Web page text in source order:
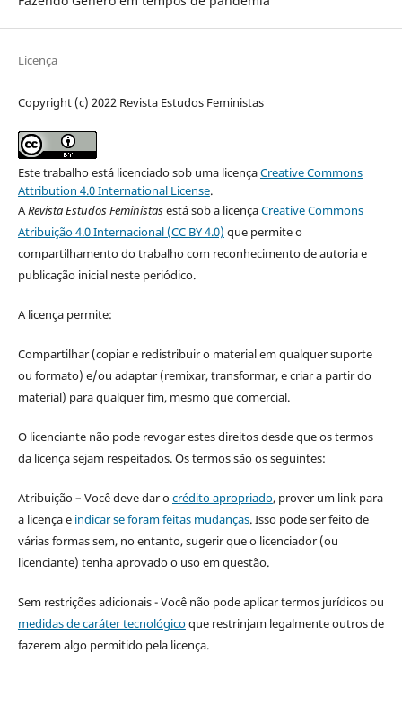
Licença
Copyright (c) 2022 Revista Estudos Feministas
Este trabalho está licenciado sob uma licençaCreative Commons
Attribution 4.0 International License.
ARevista Estudos Feministasestá sob a licençaCreative Commons
Atribuição 4.0 Internacional (CC BY 4.0) que permite o
compartilhamento do trabalho com reconhecimento de autoria e
publicação inicial neste periódico.
A licença permite:
Compartilhar (copiar e redistribuir o material em qualquer suporte
ou formato) e/ou adaptar (remixar, transformar, e criar a partir do
material) para qualquer fim, mesmo que comercial.
O licenciante não pode revogar estes direitos desde que os termos
da licença sejam respeitados. Os termos são os seguintes:
Atribuição – Você deve dar ocrédito apropriado, prover um link para
a licença e indicar se foram feitas mudanças. Isso pode ser feito de
várias formas sem, no entanto, sugerir que o licenciador (ou
licenciante) tenha aprovado o uso em questão.
Sem restrições adicionais - Você não pode aplicar termos jurídicos ou
medidas de caráter tecnológicoque restrinjam legalmente outros de
fazerem algo permitido pela licença.